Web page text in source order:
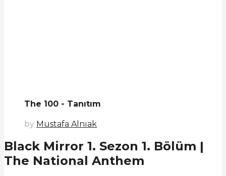
The 100 - Tanıtım
by Mustafa Alnıak
Black Mirror 1. Sezon 1. Bölüm |
The National Anthem